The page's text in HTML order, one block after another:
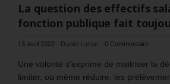
La question des effectifs
fonction publique fait
13 avril 2022 - Daniel Lamar - 0 Commentaire
Une volonté s’exprime de maitriser la
limiter, ou même réduire, les